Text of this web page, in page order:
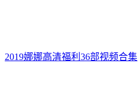
2019娜娜高清福利36部视频合集